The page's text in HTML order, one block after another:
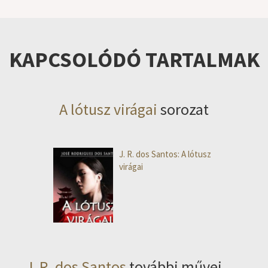
KAPCSOLÓDÓ TARTALMAK
A lótusz virágai sorozat
J. R. dos Santos: A lótusz
virágai